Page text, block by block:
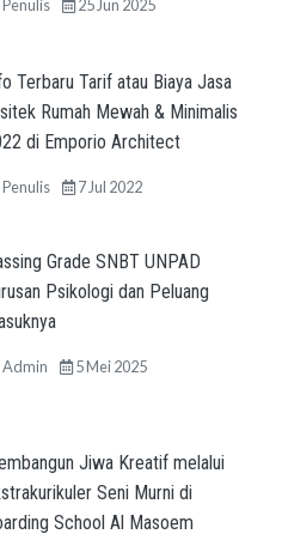
Penulis 25 Jun 2025
Terbaru Tarif atau Biaya Jasa
Rumah Mewah & Minimalis
di Emporio Architect
Penulis 7 Jul 2022
Grade SNBT UNPAD
Psikologi dan Peluang
Admin 5 Mei 2025
Jiwa Kreatif melalui
Seni Murni di
School Al Masoem